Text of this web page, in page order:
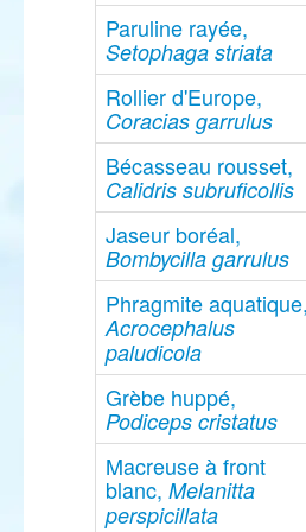
Paruline rayée,
Setophaga striata
Rollier d'Europe,
Coracias garrulus
Bécasseau rousset,
Calidris subruficollis
Jaseur boréal,
Bombycilla garrulus
Phragmite aquatique,
Acrocephalus
paludicola
Grèbe huppé,
Podiceps cristatus
Macreuse à front
blanc, Melanitta
perspicillata